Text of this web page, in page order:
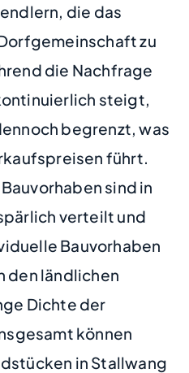
die das
zu
die Nachfrage
steigt,
begrenzt, was
führt.
sind in
verteilt und
Bauvorhaben
den ländlichen
Dichte der
können
in Stallwang